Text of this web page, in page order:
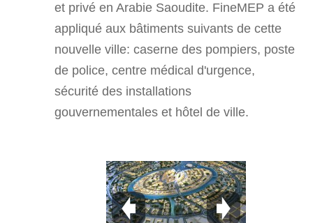
et privé en Arabie Saoudite. FineMEP a été
appliqué aux bâtiments suivants de cette
nouvelle ville: caserne des pompiers, poste
de police, centre médical d'urgence,
sécurité des installations
gouvernementales et hôtel de ville.